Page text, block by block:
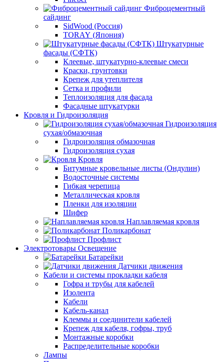
Фиброцементный
сайдинг
SidWood (Россия)
TORAY (Япония)
Штукатурные
фасады (СФТК)
Клеевые, штукатурно-клеевые смеси
Краски, грунтовки
Крепеж для утеплителя
Сетка и профили
Теплоизоляция для фасада
Фасадные штукатурки
Кровля и Гидроизоляция
Гидроизоляция
сухая/обмазочная
Гидроизоляция обмазочная
Гидроизоляция сухая
Кровля
Битумные кровельные листы (Ондулин)
Водосточные системы
Гибкая черепица
Металлическая кровля
Пленки для изоляции
Шифер
Наплавляемая кровля
Поликарбонат
Профлист
Электротовары Освещение
Батарейки
Датчики движения
Кабели и системы прокладки кабеля
Гофра и трубы для кабелей
Изолента
Кабели
Кабель-канал
Клеммы и соединители кабелей
Крепеж для кабеля, гофры, труб
Монтажные коробки
Распределительные коробки
Лампы